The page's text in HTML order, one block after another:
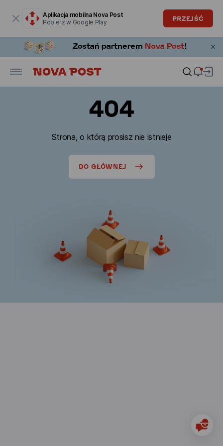
Aplikacja mobilna Nova Post
Pobierz w Google Play
PRZEJŚĆ
404
Strona, o którą prosisz nie istnieje
DO GŁÓWNEJ